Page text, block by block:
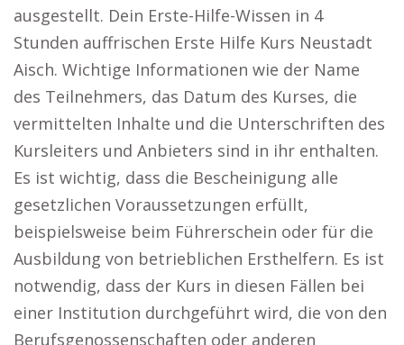
ausgestellt. Dein Erste-Hilfe-Wissen in 4
Stunden auffrischen Erste Hilfe Kurs Neustadt
Aisch. Wichtige Informationen wie der Name
des Teilnehmers, das Datum des Kurses, die
vermittelten Inhalte und die Unterschriften des
Kursleiters und Anbieters sind in ihr enthalten.
Es ist wichtig, dass die Bescheinigung alle
gesetzlichen Voraussetzungen erfüllt,
beispielsweise beim Führerschein oder für die
Ausbildung von betrieblichen Ersthelfern. Es ist
notwendig, dass der Kurs in diesen Fällen bei
einer Institution durchgeführt wird, die von den
Berufsgenossenschaften oder anderen